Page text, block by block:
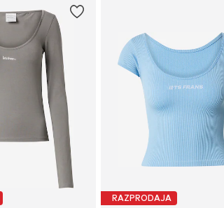
RAZPRODAJA